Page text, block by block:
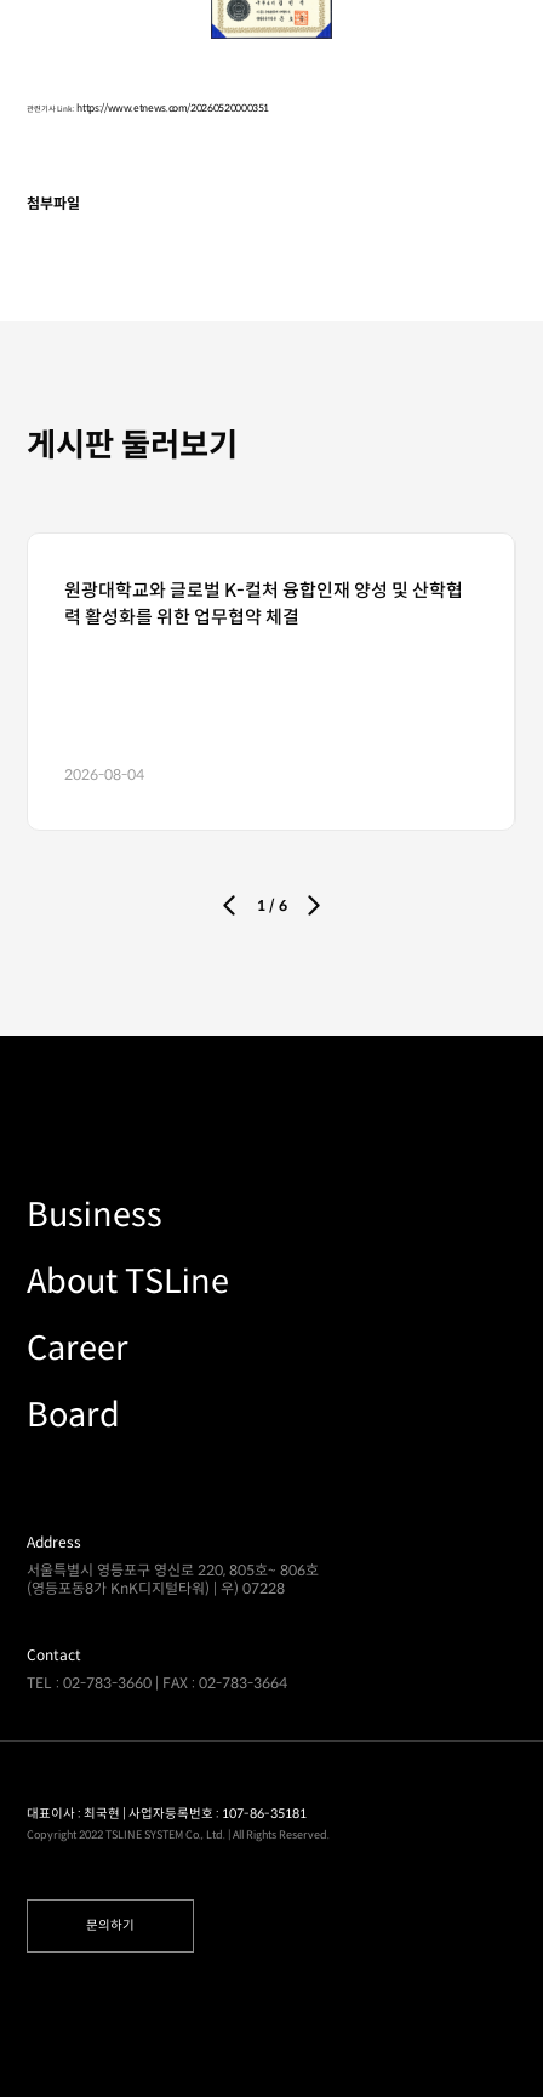
관련기사 Link: https://www.etnews.com/20260520000351
첨부파일
게시판 둘러보기
원광대학교와 글로벌 K-컬처 융합인재 양성 및 산학협
력 활성화를 위한 업무협약 체결
2026-08-04
1/ 6
Business
About TSLine
Career
Board
Address
서울특별시 영등포구 영신로 220, 805호~ 806호
(영등포동8가 KnK디지털타워) | 우) 07228
Contact
TEL : 02-783-3660 | FAX : 02-783-3664
대표이사 : 최국현 | 사업자등록번호 : 107-86-35181
Copyright 2022 TSLINE SYSTEM Co., Ltd. | All Rights Reserved.
문의하기